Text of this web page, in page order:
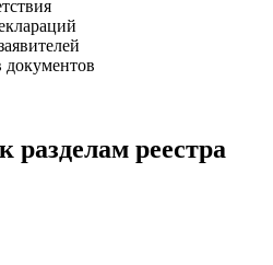
документов
реестра